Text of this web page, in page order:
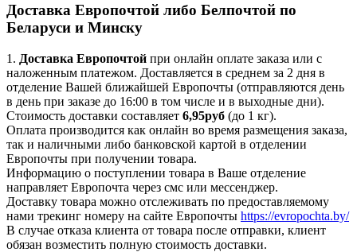
Доставка Европочтой либо Белпочтой по
Беларуси и Минску
1. Доставка Европочтой при онлайн оплате заказа или с
наложенным платежом. Доставляется в среднем за 2 дня в
отделение Вашей ближайшей Европочты (отправляются день
в день при заказе до 16:00 в том числе и в выходные дни).
Стоимость доставки составляет 6,95руб (до 1 кг).
Оплата производится как онлайн во время размещения заказа,
так и наличными либо банковской картой в отделении
Европочты при получении товара.
Информацию о поступлении товара в Ваше отделение
направляет Европочта через смс или мессенджер.
Доставку товара можно отслеживать по предоставляемому
нами трекинг номеру на сайте Европочты https://evropochta.by/
В случае отказа клиента от товара после отправки, клиент
обязан возместить полную стоимость доставки.